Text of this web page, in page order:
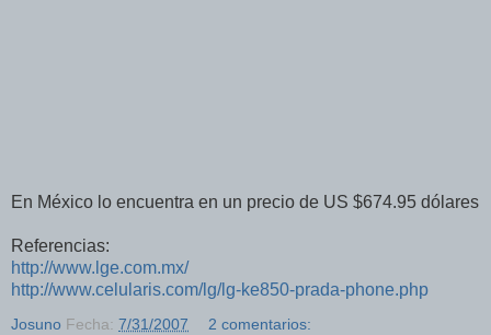
En México lo encuentra en un precio de US $674.95 dólares
Referencias:
http://www.lge.com.mx/
http://www.celularis.com/lg/lg-ke850-prada-phone.php
Josuno Fecha: 7/31/2007 2 comentarios: